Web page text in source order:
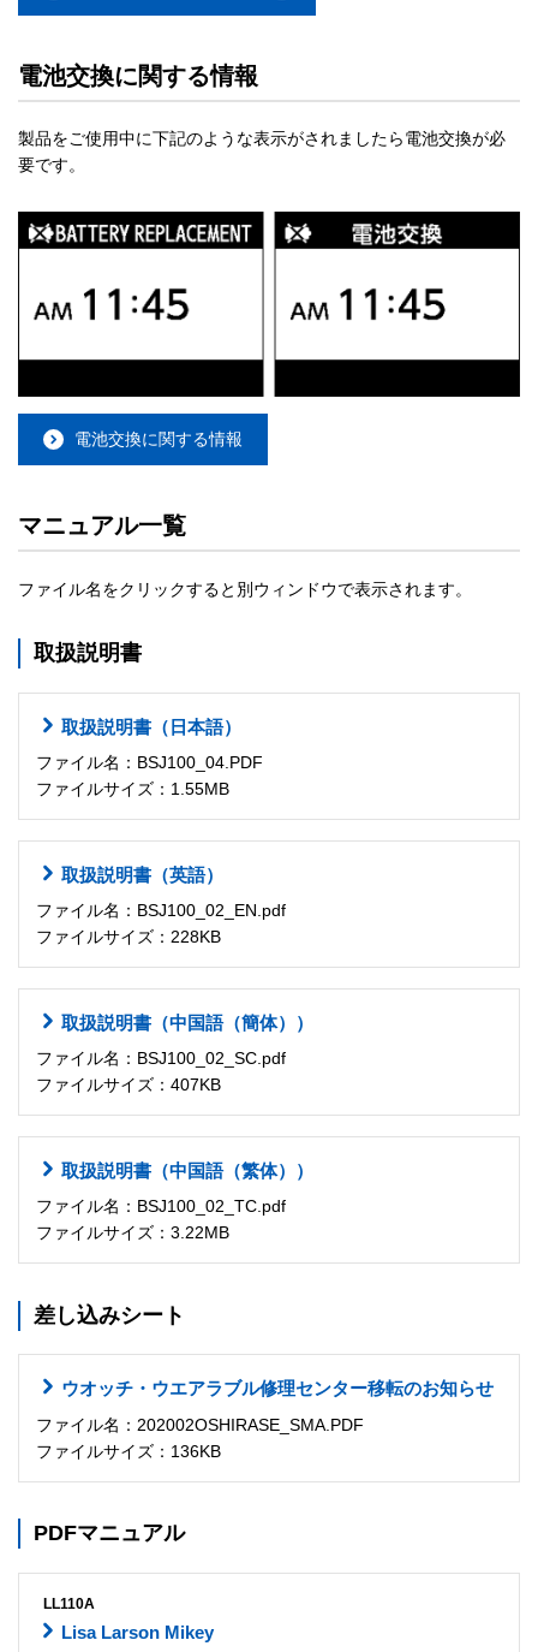
電池交換に関する情報
製品をご使用中に下記のような表示がされましたら電池交換が必
要です。
電池交換に関する情報
マニュアル一覧
ファイル名をクリックすると別ウィンドウで表示されます。
取扱説明書
取扱説明書（日本語）
ファイル名：BSJ100_04.PDF
ファイルサイズ：1.55MB
取扱説明書（英語）
ファイル名：BSJ100_02_EN.pdf
ファイルサイズ：228KB
取扱説明書（中国語（簡体））
ファイル名：BSJ100_02_SC.pdf
ファイルサイズ：407KB
取扱説明書（中国語（繁体））
ファイル名：BSJ100_02_TC.pdf
ファイルサイズ：3.22MB
差し込みシート
ウオッチ・ウエアラブル修理センター移転のお知らせ
ファイル名：202002OSHIRASE_SMA.PDF
ファイルサイズ：136KB
PDFマニュアル
LL110A
Lisa Larson Mikey